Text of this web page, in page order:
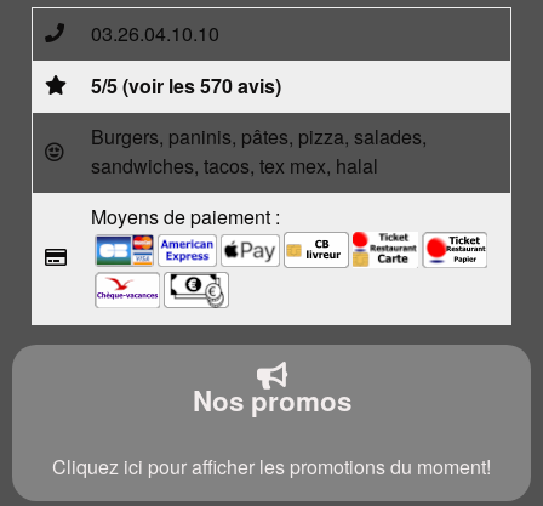
03.26.04.10.10
5/5 (voir les 570 avis)
Burgers, paninis, pâtes, pizza, salades,
sandwiches, tacos, tex mex, halal
Moyens de paiement :
Nos promos
Cliquez ici pour afficher les promotions du moment!